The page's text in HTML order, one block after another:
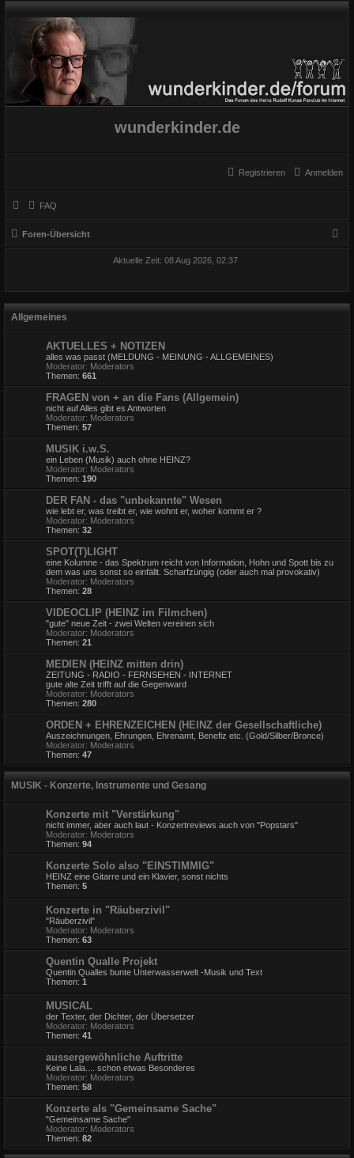
wunderkinder.de
Anmelden
Registrieren
FAQ
Foren-Übersicht
Aktuelle Zeit: 08 Aug 2026, 02:37
Allgemeines
AKTUELLES + NOTIZEN
alles was passt (MELDUNG - MEINUNG - ALLGEMEINES)
Moderator: Moderators
Themen: 661
FRAGEN von + an die Fans (Allgemein)
nicht auf Alles gibt es Antworten
Moderator: Moderators
Themen: 57
MUSIK i.w.S.
ein Leben (Musik) auch ohne HEINZ?
Moderator: Moderators
Themen: 190
DER FAN - das "unbekannte" Wesen
wie lebt er, was treibt er, wie wohnt er, woher kommt er ?
Moderator: Moderators
Themen: 32
SPOT(T)LIGHT
eine Kolumne - das Spektrum reicht von Information, Hohn und Spott bis zu
dem was uns sonst so einfällt. Scharfzüngig (oder auch mal provokativ)
Moderator: Moderators
Themen: 28
VIDEOCLIP (HEINZ im Filmchen)
"gute" neue Zeit - zwei Welten vereinen sich
Moderator: Moderators
Themen: 21
MEDIEN (HEINZ mitten drin)
ZEITUNG - RADIO - FERNSEHEN - INTERNET
gute alte Zeit trifft auf die Gegenward
Moderator: Moderators
Themen: 280
ORDEN + EHRENZEICHEN (HEINZ der Gesellschaftliche)
Auszeichnungen, Ehrungen, Ehrenamt, Benefiz etc. (Gold/Silber/Bronce)
Moderator: Moderators
Themen: 47
MUSIK - Konzerte, Instrumente und Gesang
Konzerte mit "Verstärkung"
nicht immer, aber auch laut - Konzertreviews auch von "Popstars"
Moderator: Moderators
Themen: 94
Konzerte Solo also "EINSTIMMIG"
HEINZ eine Gitarre und ein Klavier, sonst nichts
Themen: 5
Konzerte in "Räuberzivil"
"Räuberzivil"
Moderator: Moderators
Themen: 63
Quentin Qualle Projekt
Quentin Qualles bunte Unterwasserwelt -Musik und Text
Themen: 1
MUSICAL
der Texter, der Dichter, der Übersetzer
Moderator: Moderators
Themen: 41
aussergewöhnliche Auftritte
Keine Lala.... schon etwas Besonderes
Moderator: Moderators
Themen: 58
Konzerte als "Gemeinsame Sache"
"Gemeinsame Sache"
Moderator: Moderators
Themen: 82